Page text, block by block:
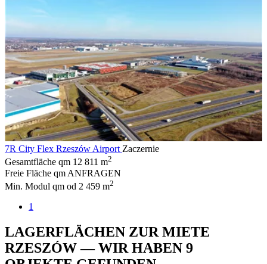
7R City Flex Rzeszów AirportZaczernie
Gesamtfläche qm 12 811 m2
Freie Fläche qm ANFRAGEN
Min. Modul qm od 2 459 m2
1
LAGERFLÄCHEN ZUR MIETE
RZESZÓW — WIR HABEN 9